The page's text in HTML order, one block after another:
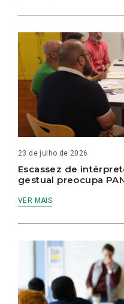
23 de julho de 2026
Escassez de
gestual preocupa
VER MAIS